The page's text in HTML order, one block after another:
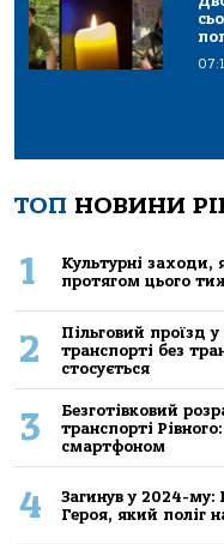
ТОП НОВИНИ
1
Культурні заходи,
протягом цього
2
Пільговий проїзд
транспорті без
стосується
3
Безготівковий
транспорті
смартфоном
4
Загинув у 2024-му:
Героя, який поліг